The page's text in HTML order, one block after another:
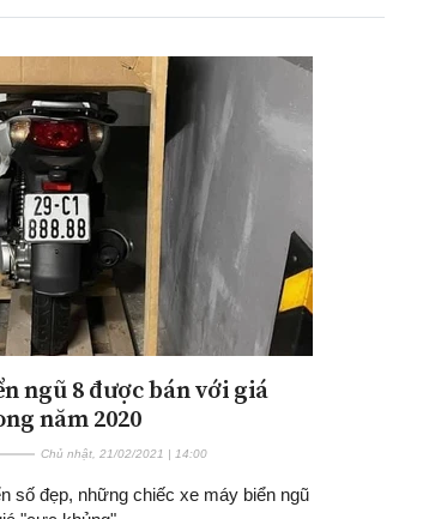
Đăng ký tin tức mới
ngũ 8 được bán với giá
năm 2020
Chủ nhật, 21/02/2021 | 14:00
số đẹp, những chiếc xe máy biển ngũ